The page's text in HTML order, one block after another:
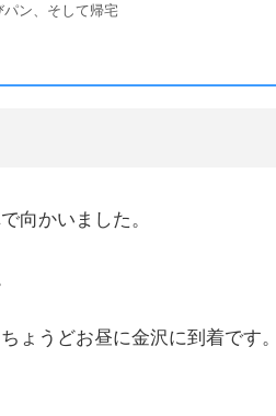
ン、そして帰宅
向かいました。
ょうどお昼に金沢に到着です。